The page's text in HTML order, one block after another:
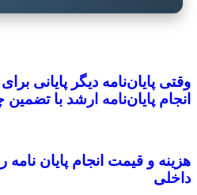
وقتی پایان‌نامه دیگر پایانی
انجام پایان‌نامه ارشد با
هزینه و قیمت انجام پایان
داخلی